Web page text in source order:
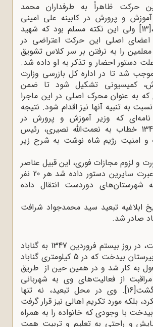
حرکت ظاهراً به طرفداران محمد
و پرورش در کابینه علی امینی
[13] ولی این نکته مسلم بود که شهید
اصلی این حرکت اعتراضی در
که معلمین را به نرفتن بر سر کلاس تشویق
دستور احضار و تذکر به او داده شد.
شد تا در اداره کل بازرسی وزارت
کمیسیونی تشکیل شود تا ضمن
که به عنوان محرک اصلی در این ماجرا
به تنبیه آنها نیز اقدام شود. نتیجه
که وزیر آموزش و پرورش در
فروردین سال 1347 خطاب به نعمت‌الله نصیری، رئیس
و امنیت رژیم شاه نوشت به شرح زیر
و لزوم مجازات فوری، این قبیل عناصر
محرک و ایجاد عبرت سایرین دستور داده شد هر 20 نفر
شهرستان‌های دوردست انتقال داده
ابلاغیه تبعید سید محمدجواد شرافت
صادر شد.
محمدجواد شرافت، در روز بیستم فروردین 1347 به گناباد
رفت و در تنها دبیرستان بیدخت که در 5 کیلومتری گناباد
به کار شد و در همین حین از طریق
از فعالیت‌های وی به شهربانی
.[16]
وی در محل تبعید، نه تنها
بلکه مورد تکریم اهالی نیز قرار گرفت
با وجودی که خانواده را به همراه
و راحتی به تعلیم و تربیت همت